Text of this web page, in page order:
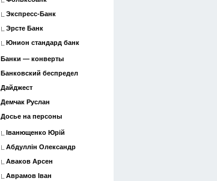
Экспресс-Банк
Эрсте Банк
Юнион стандард банк
Банки — конверты
Банковский беспредел
Дайджест
Демчак Руслан
Досье на персоны
Іванющенко Юрій
Абдуллін Олександр
Аваков Арсен
Аврамов Іван